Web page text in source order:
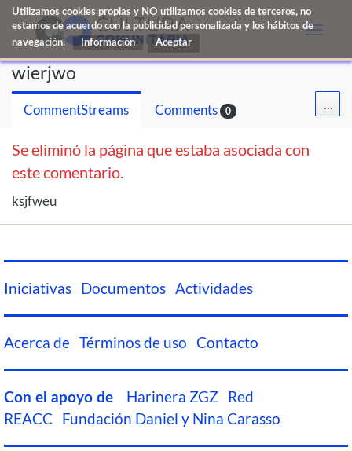
Utilizamos cookies propias y NO utilizamos cookies de terceros, no
estamos de acuerdo con la publicidad personalizada y los hábitos de
navegación.
Información
Toggle
wierjwo
CommentStreams Comments 0 ...
Se eliminó la página que estaba asociada con
este comentario.
ksjfweu
Iniciativas Documentos Actividades
Acerca de Términos de uso Contacto
Con el apoyo de Harinera ZGZ Red
REACC
Fundación Daniel y Nina Carasso